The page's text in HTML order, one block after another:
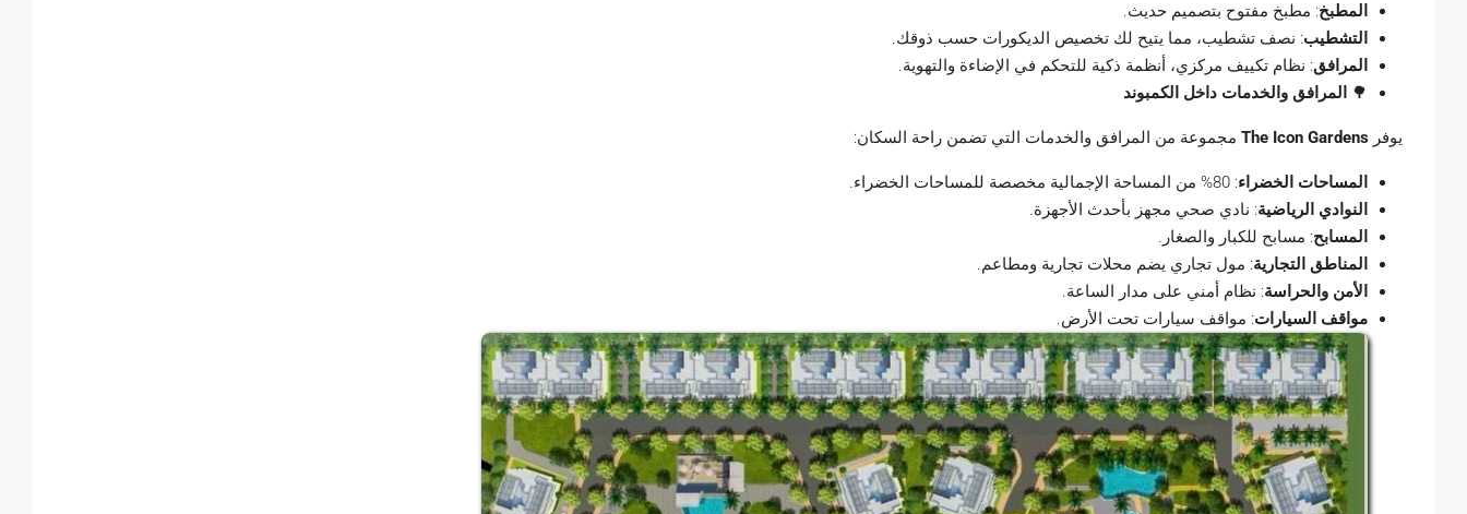
المطبخ: مطبخ مفتوح بتصميم حديث.
التشطيب: نصف تشطيب، مما يتيح لك تخصيص الديكورات حسب ذوقك.
المرافق: نظام تكييف مركزي، أنظمة ذكية للتحكم في الإضاءة والتهوية.
🌳
المرافق والخدمات داخل الكمبوند
يوفر The Icon Gardens مجموعة من المرافق والخدمات التي تضمن راحة السكان:
المساحات الخضراء: 80% من المساحة الإجمالية مخصصة للمساحات الخضراء.
النوادي الرياضية: نادي صحي مجهز بأحدث الأجهزة.
المسابح: مسابح للكبار والصغار.
المناطق التجارية: مول تجاري يضم محلات تجارية ومطاعم.
الأمن والحراسة: نظام أمني على مدار الساعة.
مواقف السيارات: مواقف سيارات تحت الأرض.